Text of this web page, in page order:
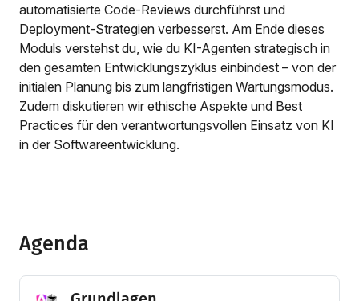
automatisierte Code-Reviews durchführst und
Deployment-Strategien verbesserst. Am Ende dieses
Moduls verstehst du, wie du KI-Agenten strategisch in
den gesamten Entwicklungszyklus einbindest – von der
initialen Planung bis zum langfristigen Wartungsmodus.
Zudem diskutieren wir ethische Aspekte und Best
Practices für den verantwortungsvollen Einsatz von KI
in der Softwareentwicklung.
Agenda